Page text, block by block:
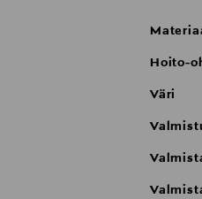
Hoito-
Väri